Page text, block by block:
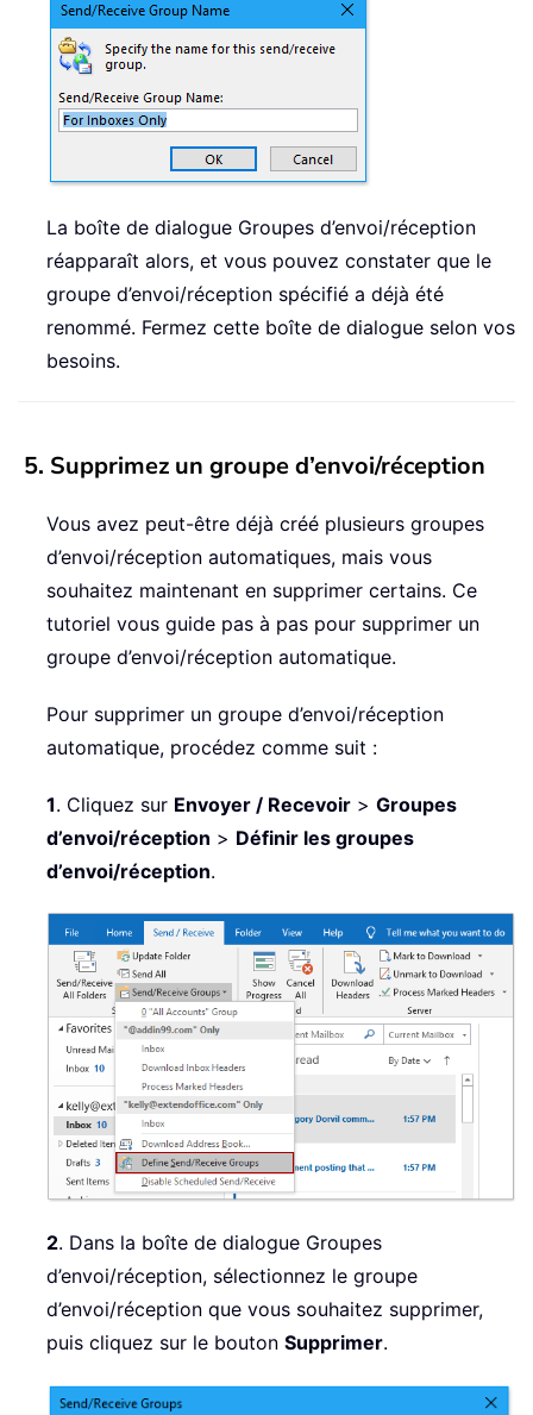
La boîte de dialogue Groupes d’envoi/réception
réapparaît alors, et vous pouvez constater que le
groupe d’envoi/réception spécifié a déjà été
renommé. Fermez cette boîte de dialogue selon vos
besoins.
5. Supprimez un groupe d’envoi/réception
Vous avez peut-être déjà créé plusieurs groupes
d’envoi/réception automatiques, mais vous
souhaitez maintenant en supprimer certains. Ce
tutoriel vous guide pas à pas pour supprimer un
groupe d’envoi/réception automatique.
Pour supprimer un groupe d’envoi/réception
automatique, procédez comme suit :
1. Cliquez sur Envoyer / Recevoir > Groupes
d’envoi/réception > Définir les groupes
d’envoi/réception.
2. Dans la boîte de dialogue Groupes
d’envoi/réception, sélectionnez le groupe
d’envoi/réception que vous souhaitez supprimer,
puis cliquez sur le bouton Supprimer.